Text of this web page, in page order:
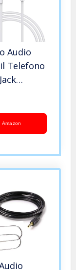
Audio
Telefono
8
1M